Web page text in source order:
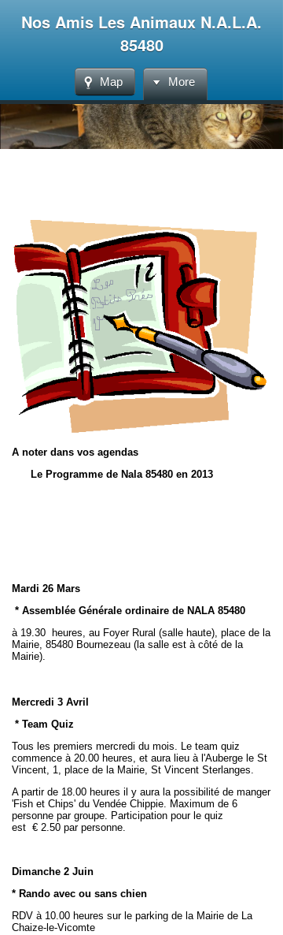
Nos Amis Les Animaux N.A.L.A.
85480
Map More
A noter dans vos agendas
Le Programme de Nala 85480 en 2013
Mardi 26 Mars
* Assemblée Générale ordinaire de NALA 85480
à 19.30 heures, au Foyer Rural (salle haute), place de la
Mairie, 85480 Bournezeau (la salle est à côté de la
Mairie).
Mercredi 3 Avril
* Team Quiz
Tous les premiers mercredi du mois. Le team quiz
commence à 20.00 heures, et aura lieu à l'Auberge le St
Vincent, 1, place de la Mairie, St Vincent Sterlanges.
A partir de 18.00 heures il y aura la possibilité de manger
'Fish et Chips' du Vendée Chippie. Maximum de 6
personne par groupe. Participation pour le quiz
est € 2.50 par personne.
Dimanche 2 Juin
* Rando avec ou sans chien
RDV à 10.00 heures sur le parking de la Mairie de La
Chaize-le-Vicomte